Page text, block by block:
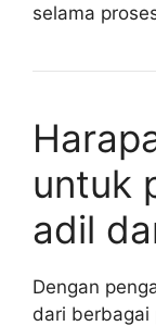
selama
untuk
adil
Dengan
dari berbagai